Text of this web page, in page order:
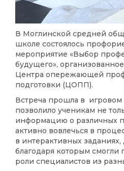
В Моглинской средней
школе состоялось
мероприятие «Выбор
будущего»,
Центра опережающей
подготовки (ЦОПП).
Встреча прошла в игровом
позволило ученикам не
информацию о различных
активно вовлечься в
в интерактивных заданиях,
благодаря которым смогли
роли специалистов из